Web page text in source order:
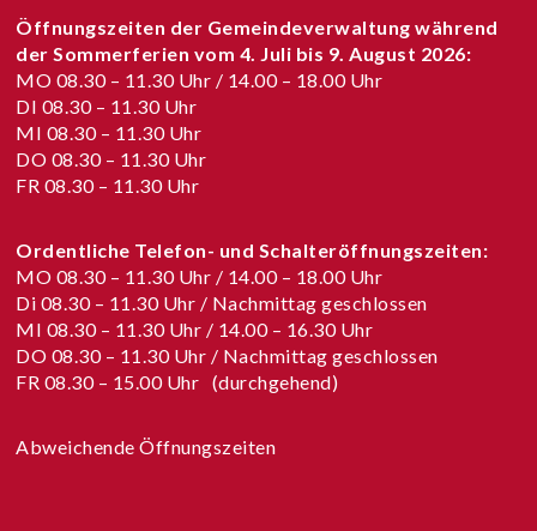
Öffnungszeiten der Gemeindeverwaltung während
der Sommerferien vom 4. Juli bis 9. August 2026:
MO 08.30 – 11.30 Uhr / 14.00 – 18.00 Uhr
DI 08.30 – 11.30 Uhr
MI 08.30 – 11.30 Uhr
DO 08.30 – 11.30 Uhr
FR 08.30 – 11.30 Uhr
Ordentliche Telefon- und Schalteröffnungszeiten:
MO 08.30 – 11.30 Uhr / 14.00 – 18.00 Uhr
Di 08.30 – 11.30 Uhr / Nachmittag geschlossen
MI 08.30 – 11.30 Uhr / 14.00 – 16.30 Uhr
DO 08.30 – 11.30 Uhr / Nachmittag geschlossen
FR 08.30 – 15.00 Uhr (durchgehend)
Abweichende Öffnungszeiten